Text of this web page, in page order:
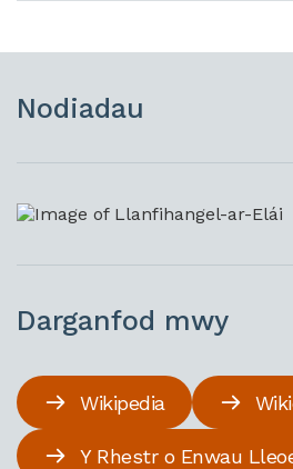
Nodiadau
Darganfod mwy
Wikipedia
Y Rhestr o Enwau